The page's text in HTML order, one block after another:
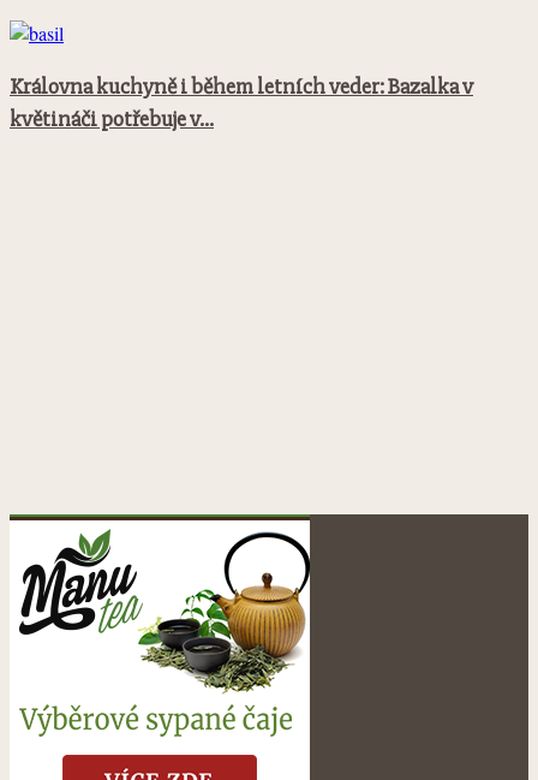
Královna kuchyně i během letních veder: Bazalka v
květináči potřebuje v...